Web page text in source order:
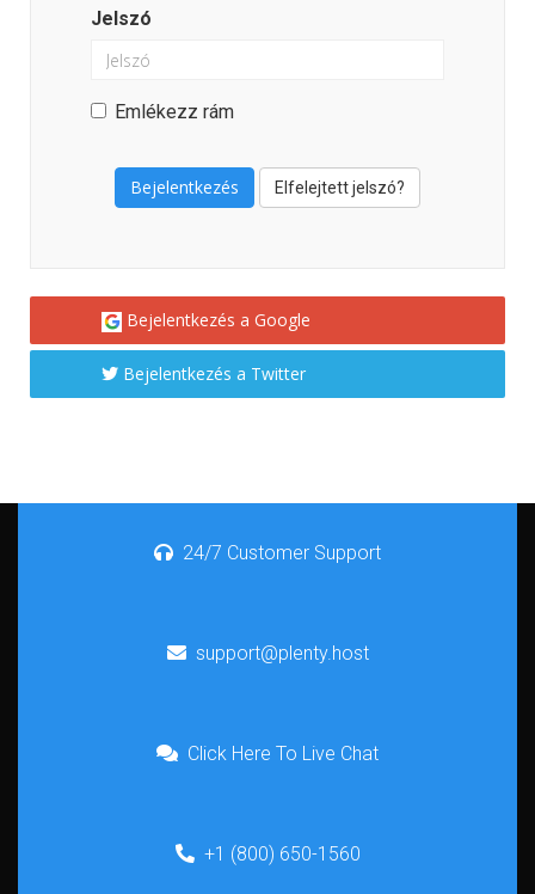
Jelszó
Emlékezz rám
Elfelejtett jelszó?
Bejelentkezés a Google
Bejelentkezés a Twitter
24/7 Customer Support
support@plenty.host
Click Here To Live Chat
+1 (800) 650-1560